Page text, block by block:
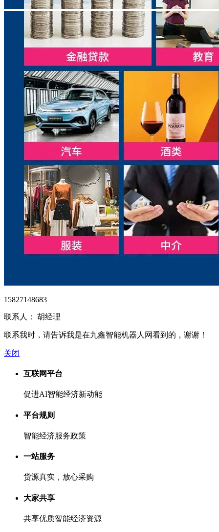
15827148683
联系人： 胡经理
联系我时，请告诉我是在九鑫智能机器人网看到的，谢谢！
关闭
互联网平台
促进AI智能经济新动能
平台规则
智能经济服务政策
一站服务
货源真实，放心采购
大家共享
共享优质智能经济资源